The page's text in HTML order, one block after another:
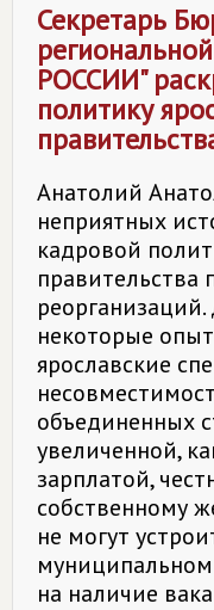
Секретарь
РОССИИ"
политику
Анатолий
неприятных
кадровой
правительства
некоторые
ярославские
объединенных
увеличенной,
зарплатой,
собственному
не могут
на наличие